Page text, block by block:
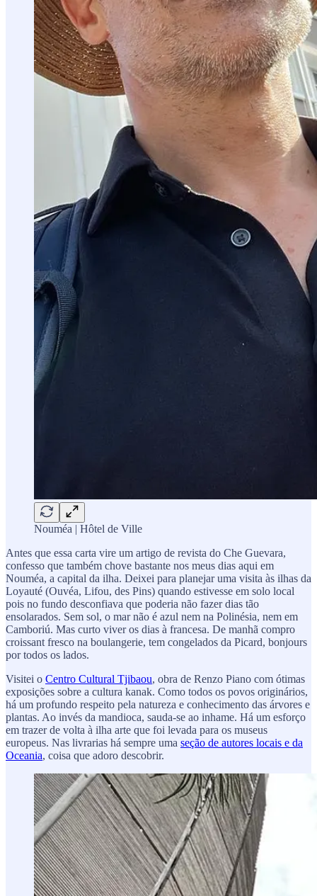
Nouméa | Hôtel de Ville
Antes que essa carta vire um artigo de revista do Che Guevara,
confesso que também chove bastante nos meus dias aqui em
Nouméa, a capital da ilha. Deixei para planejar uma visita às ilhas da
Loyauté (Ouvéa, Lifou, des Pins) quando estivesse em solo local
pois no fundo desconfiava que poderia não fazer dias tão
ensolarados. Sem sol, o mar não é azul nem na Polinésia, nem em
Camboriú. Mas curto viver os dias à francesa. De manhã compro
croissant fresco na boulangerie, tem congelados da Picard, bonjours
por todos os lados.
Visitei o Centro Cultural Tjibaou, obra de Renzo Piano com ótimas
exposições sobre a cultura kanak. Como todos os povos originários,
há um profundo respeito pela natureza e conhecimento das árvores e
plantas. Ao invés da mandioca, sauda-se ao inhame. Há um esforço
em trazer de volta à ilha arte que foi levada para os museus
europeus. Nas livrarias há sempre uma seção de autores locais e da
Oceania, coisa que adoro descobrir.